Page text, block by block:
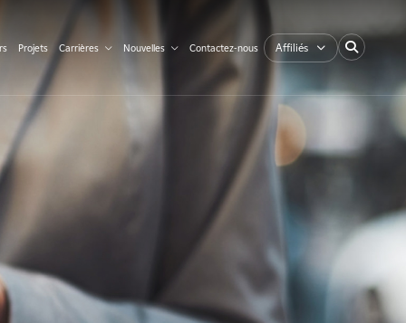
Projets Carrières Nouvelles Contactez-nous Affiliés